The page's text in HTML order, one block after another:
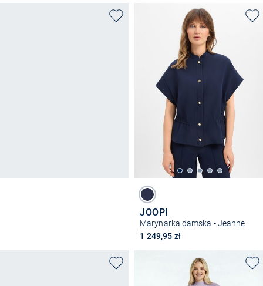
JOOP!
Marynarka damska - Jeanne
1 249,95 zł